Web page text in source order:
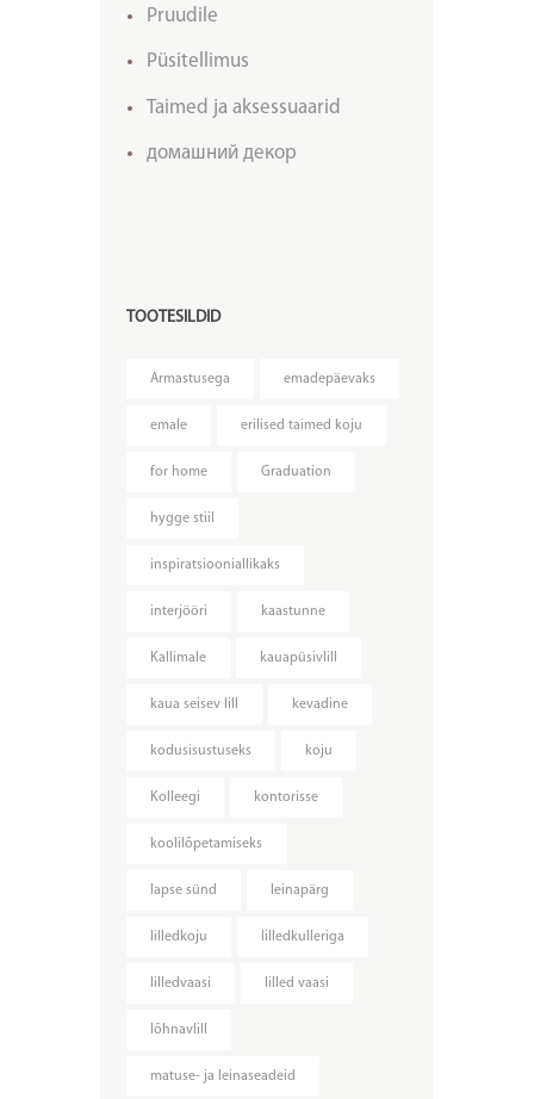
Pruudile
Püsitellimus
Taimed ja aksessuaarid
домашний декор
TOOTESILDID
Armastusega emadepäevaks
emale erilised taimed koju
for home Graduation
hygge stiil
inspiratsiooniallikaks
interjööri kaastunne
Kallimale kauapüsivlill
kaua seisev lill kevadine
kodusisustuseks koju
Kolleegi kontorisse
koolilõpetamiseks
lapse sünd leinapärg
lilledkoju lilledkulleriga
lilledvaasi lilled vaasi
lõhnavlill
matuse- ja leinaseadeid